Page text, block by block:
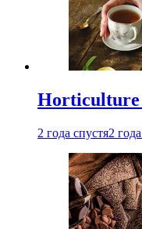
Horticulture
2 года спустя2